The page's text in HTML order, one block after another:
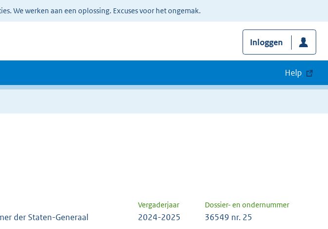
We werken aan een oplossing. Excuses voor het ongemak.
Inloggen
Help
Vergaderjaar Dossier- en ondernummer
der Staten-Generaal 2024-2025 36549 nr. 25